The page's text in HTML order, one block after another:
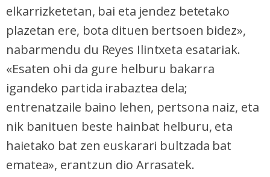
elkarrizketetan, bai eta jendez betetako
plazetan ere, bota dituen bertsoen bidez»,
nabarmendu du Reyes Ilintxeta esatariak.
«Esaten ohi da gure helburu bakarra
igandeko partida irabaztea dela;
entrenatzaile baino lehen, pertsona naiz, eta
nik banituen beste hainbat helburu, eta
haietako bat zen euskarari bultzada bat
ematea», erantzun dio Arrasatek.